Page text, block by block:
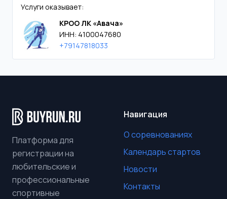
Услуги оказывает:
КРОО ЛК «Авача»
ИНН: 4100047680
+79147818033
Платформа для
регистрации на
любительские и
профессиональные
спортивные
Навигация
О соревнованиях
Календарь стартов
Новости
Контакты